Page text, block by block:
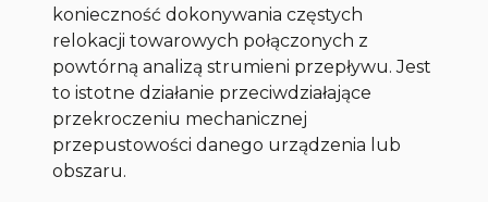
konieczność dokonywania częstych
relokacji towarowych połączonych z
powtórną analizą strumieni przepływu. Jest
to istotne działanie przeciwdziałające
przekroczeniu mechanicznej
przepustowości danego urządzenia lub
obszaru.